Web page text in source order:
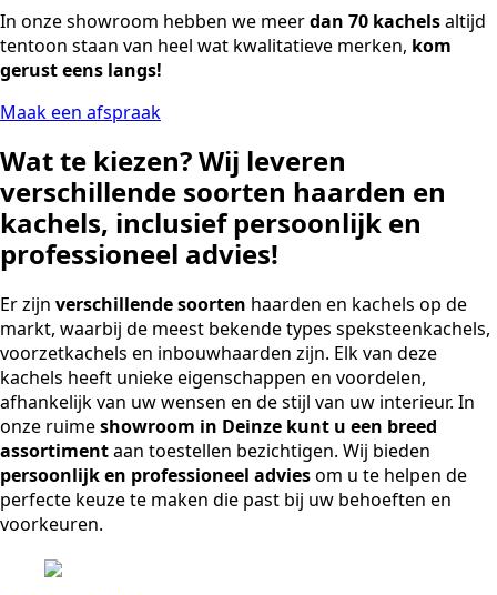
In onze showroom hebben we meerdan 70 kachelsaltijd
tentoon staan van heel wat kwalitatieve merken, kom
gerust eens langs!
Maak een afspraak
Wat te kiezen? Wij leveren
verschillende soorten haarden en
kachels, inclusief persoonlijk en
professioneel advies!
Er zijn verschillende soorten haarden en kachels op de
markt, waarbij de meest bekende types speksteenkachels,
voorzetkachels en inbouwhaarden zijn. Elk van deze
kachels heeft unieke eigenschappen en voordelen,
afhankelijk van uw wensen en de stijl van uw interieur. In
onze ruimeshowroom in Deinze kunt u een breed
assortimentaan toestellen bezichtigen. Wij bieden
persoonlijk en professioneel adviesom u te helpen de
perfecte keuze te maken die past bij uw behoeften en
voorkeuren.